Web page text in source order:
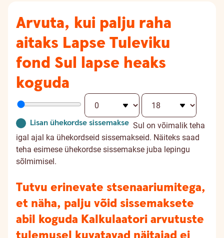
Arvuta, kui palju raha
aitaks Lapse Tuleviku
fond Sul lapse heaks
koguda
Lisan ühekordse sissemakse Sul on võimalik teha
igal ajal ka ühekordseid sissemakseid. Näiteks saad
teha esimese ühekordse sissemakse juba lepingu
sõlmimisel.
Tutvu erinevate stsenaariumitega,
et näha, palju võid sissemaksete
abil koguda Kalkulaatori arvutuste